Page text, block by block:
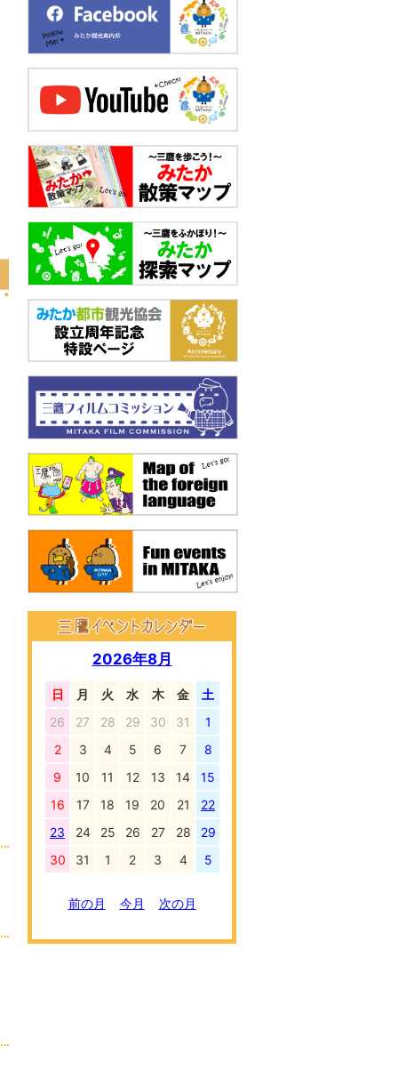
2026年8月
日 月 火 水 木 金
土
26
27 28 29 30 31
1
2
3 4 5 6 7
8
9
10 11 12 13 14
15
16
17 18 19 20 21
22
23
24 25 26 27 28
29
30
31 1 2 3 4 5
前の月 今月 次の月